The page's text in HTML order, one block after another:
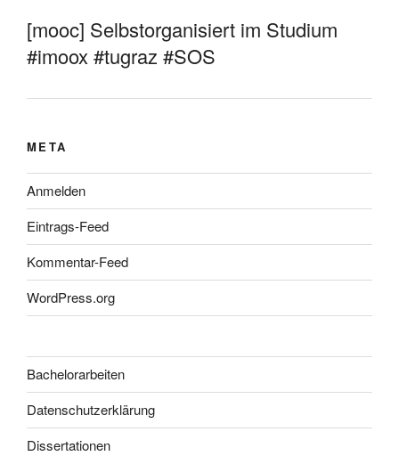
[mooc] Selbstorganisiert im Studium
#imoox #tugraz #SOS
META
Anmelden
Eintrags-Feed
Kommentar-Feed
WordPress.org
Bachelorarbeiten
Datenschutzerklärung
Dissertationen